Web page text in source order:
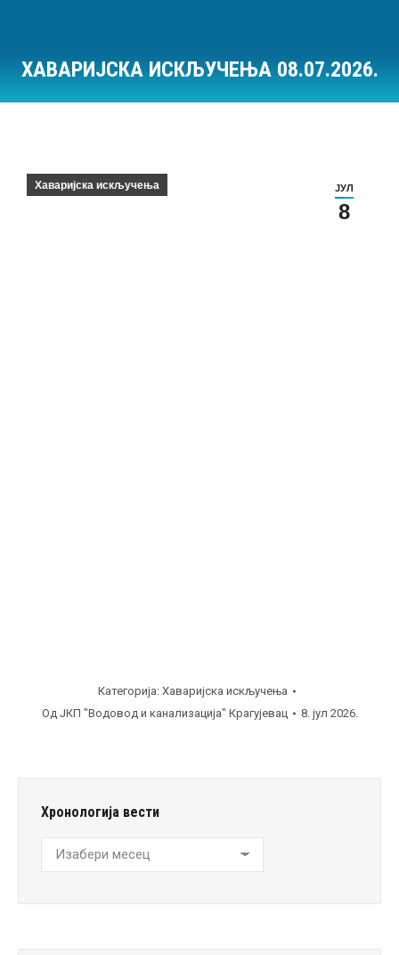
ХАВАРИЈСКА ИСКЉУЧЕЊА 08.07.2026.
ЈУЛ
8
Хаваријска искључења
Категорија: Хаваријска искључења
Од ЈКП "Водовод и канализација" Крагујевац 8. јул 2026.
Хронологија вести
Хронологија
вести